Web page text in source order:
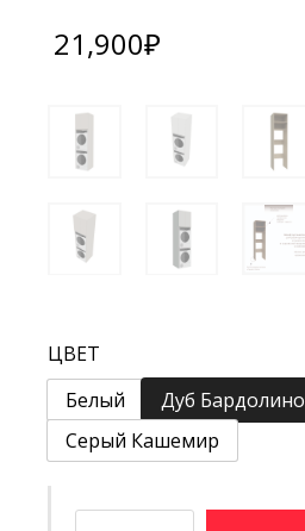
21,900₽
ЦВЕТ
Белый
Дуб Бардолино
Серый Кашемир